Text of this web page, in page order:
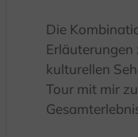
Die
kulturellen
Tour mit mir